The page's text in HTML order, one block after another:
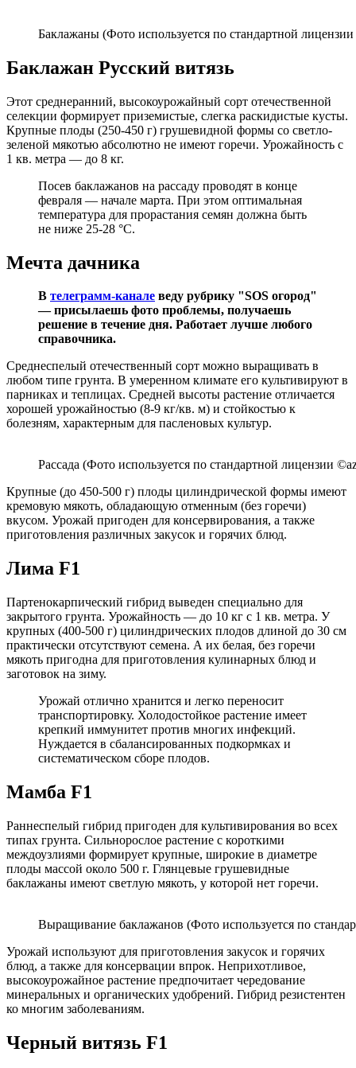
Баклажаны (Фото используется по стандартной
Баклажан Русский витязь
Этот среднеранний, высокоурожайный сорт отечественной
селекции формирует приземистые, слегка раскидистые кусты.
Крупные плоды (250-450 г) грушевидной формы со светло-
зеленой мякотью абсолютно не имеют горечи. Урожайность с
1 кв. метра — до 8 кг.
Посев баклажанов на рассаду проводят в конце
февраля — начале марта. При этом оптимальная
температура для прорастания семян должна быть
не ниже 25-28 °С.
Мечта дачника
В телеграмм-канале веду рубрику "SOS огород"
— присылаешь фото проблемы, получаешь
решение в течение дня. Работает лучше любого
справочника.
Среднеспелый отечественный сорт можно выращивать в
любом типе грунта. В умеренном климате его культивируют в
парниках и теплицах. Средней высоты растение отличается
хорошей урожайностью (8-9 кг/кв. м) и стойкостью к
болезням, характерным для пасленовых культур.
Рассада (Фото используется по стандартной лицензии
Крупные (до 450-500 г) плоды цилиндрической формы имеют
кремовую мякоть, обладающую отменным (без горечи)
вкусом. Урожай пригоден для консервирования, а также
приготовления различных закусок и горячих блюд.
Лима F1
Партенокарпический гибрид выведен специально для
закрытого грунта. Урожайность — до 10 кг с 1 кв. метра. У
крупных (400-500 г) цилиндрических плодов длиной до 30 см
практически отсутствуют семена. А их белая, без горечи
мякоть пригодна для приготовления кулинарных блюд и
заготовок на зиму.
Урожай отлично хранится и легко переносит
транспортировку. Холодостойкое растение имеет
крепкий иммунитет против многих инфекций.
Нуждается в сбалансированных подкормках и
систематическом сборе плодов.
Мамба F1
Раннеспелый гибрид пригоден для культивирования во всех
типах грунта. Сильнорослое растение с короткими
междоузлиями формирует крупные, широкие в диаметре
плоды массой около 500 г. Глянцевые грушевидные
баклажаны имеют светлую мякоть, у которой нет горечи.
Выращивание баклажанов (Фото используется по
Урожай используют для приготовления закусок и горячих
блюд, а также для консервации впрок. Неприхотливое,
высокоурожайное растение предпочитает чередование
минеральных и органических удобрений. Гибрид резистентен
ко многим заболеваниям.
Черный витязь F1